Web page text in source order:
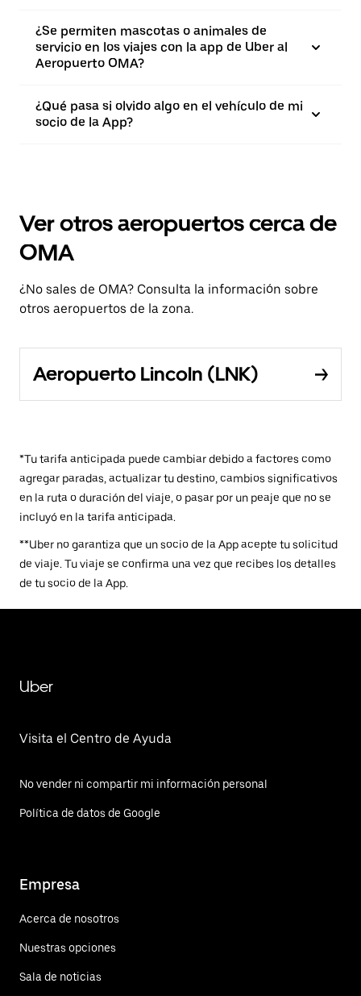
¿Se permiten mascotas o animales de
servicio en los viajes con la app de Uber al
Aeropuerto OMA?
¿Qué pasa si olvido algo en el vehículo de mi
socio de la App?
Ver otros aeropuertos cerca de
OMA
¿No sales de OMA? Consulta la información sobre
otros aeropuertos de la zona.
Aeropuerto Lincoln (LNK)
*Tu tarifa anticipada puede cambiar debido a factores como
agregar paradas, actualizar tu destino, cambios significativos
en la ruta o duración del viaje, o pasar por un peaje que no se
incluyó en la tarifa anticipada.
**Uber no garantiza que un socio de la App acepte tu solicitud
de viaje. Tu viaje se confirma una vez que recibes los detalles
de tu socio de la App.
Uber
Visita el Centro de Ayuda
No vender ni compartir mi información personal
Política de datos de Google
Empresa
Acerca de nosotros
Nuestras opciones
Sala de noticias